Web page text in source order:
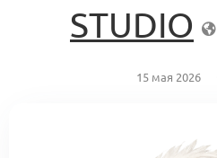
STUDIO
15 мая 2026